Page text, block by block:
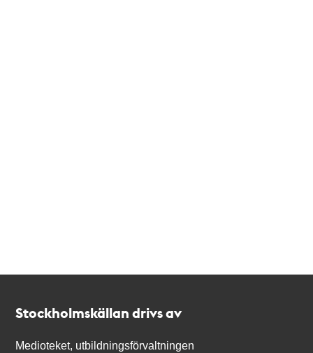
Stockholmskällan drivs av
Medioteket, utbildningsförvaltningen